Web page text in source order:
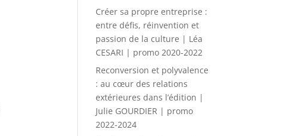
Créer sa propre entreprise :
entre défis, réinvention et
passion de la culture | Léa
CESARI | promo 2020-2022
Reconversion et polyvalence
: au cœur des relations
extérieures dans l’édition |
Julie GOURDIER | promo
2022-2024